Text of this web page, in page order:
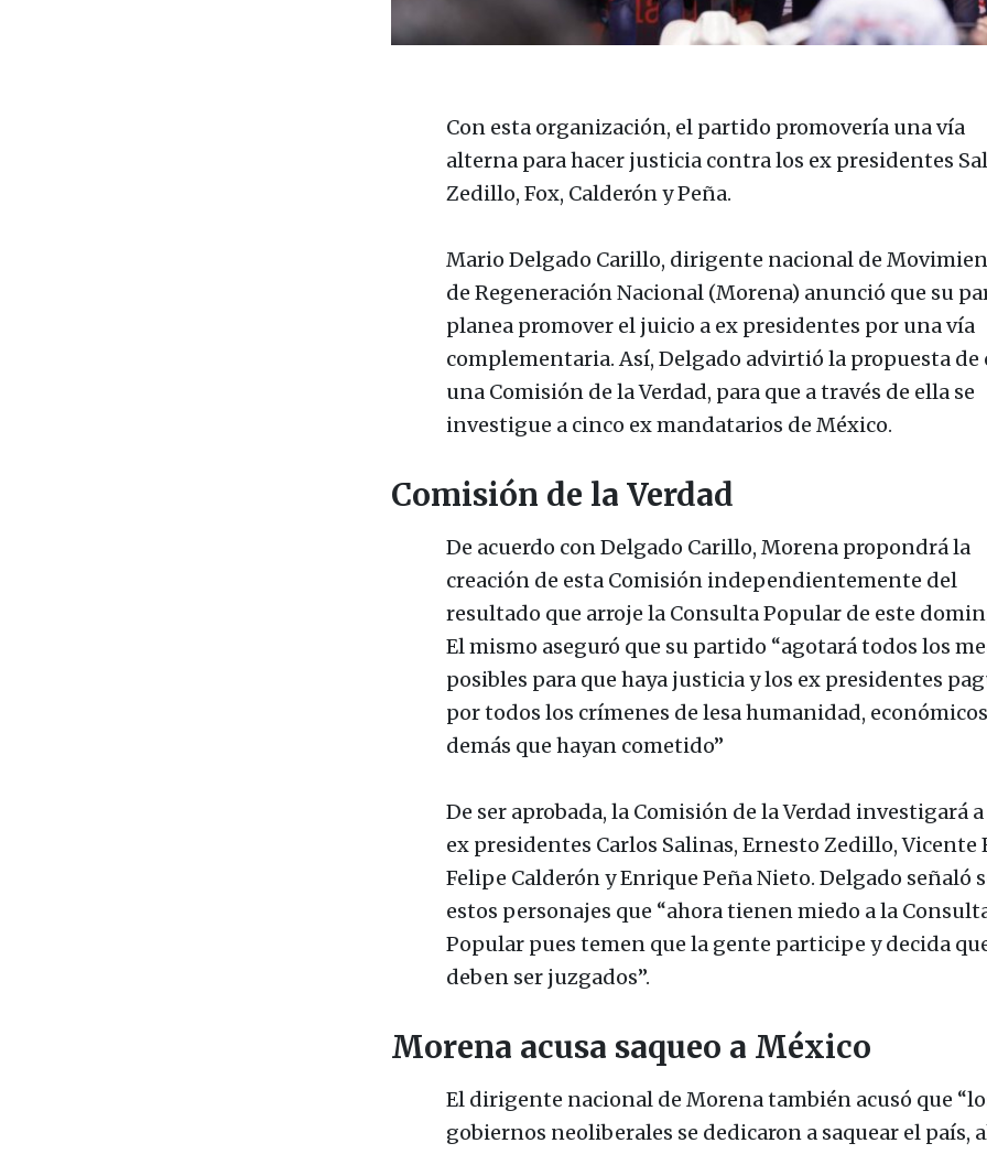
Con esta organización, el partido promovería una vía
alterna para hacer justicia contra los ex presidentes
Zedillo, Fox, Calderón y Peña.
Mario Delgado Carillo, dirigente nacional de
de Regeneración Nacional (Morena) anunció que su
planea promover el juicio a ex presidentes por una vía
complementaria. Así, Delgado advirtió la propuesta de
una Comisión de la Verdad, para que a través de ella se
investigue a cinco ex mandatarios de México.
Comisión de la Verdad
De acuerdo con Delgado Carillo, Morena propondrá la
creación de esta Comisión independientemente del
resultado que arroje la Consulta Popular de este
El mismo aseguró que su partido “agotará todos los
posibles para que haya justicia y los ex presidentes
por todos los crímenes de lesa humanidad,
demás que hayan cometido”
De ser aprobada, la Comisión de la Verdad investigará
ex presidentes Carlos Salinas, Ernesto Zedillo, Vicente
Felipe Calderón y Enrique Peña Nieto. Delgado señaló
estos personajes que “ahora tienen miedo a la
Popular pues temen que la gente participe y decida
deben ser juzgados”.
Morena acusa saqueo a México
El dirigente nacional de Morena también acusó que
gobiernos neoliberales se dedicaron a saquear el país,